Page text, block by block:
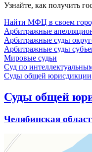
Узнайте, как получить
Найти МФЦ в своем
Арбитражные
Арбитражные суды
Арбитражные суды
Мировые судьи
Суд по
Суды общей юрисдикции
Суды общей
Челябинская